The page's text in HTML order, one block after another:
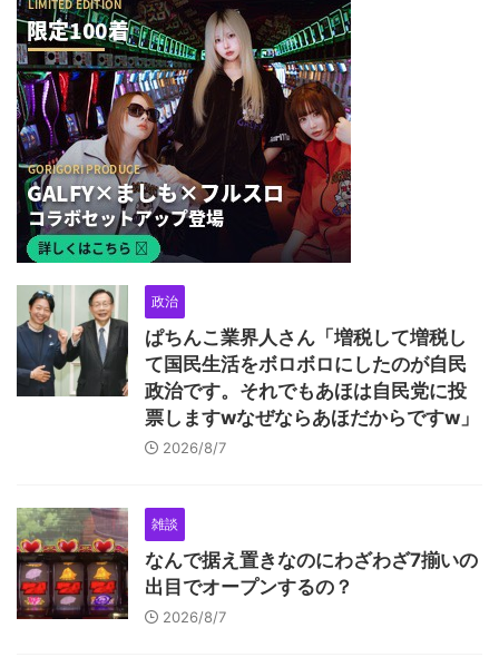
政治
ぱちんこ業界人さん「増税して増税し
て国民生活をボロボロにしたのが自民
政治です。それでもあほは自民党に投
票しますwなぜならあほだからですw」
2026/8/7
雑談
なんで据え置きなのにわざわざ7揃いの
出目でオープンするの？
2026/8/7